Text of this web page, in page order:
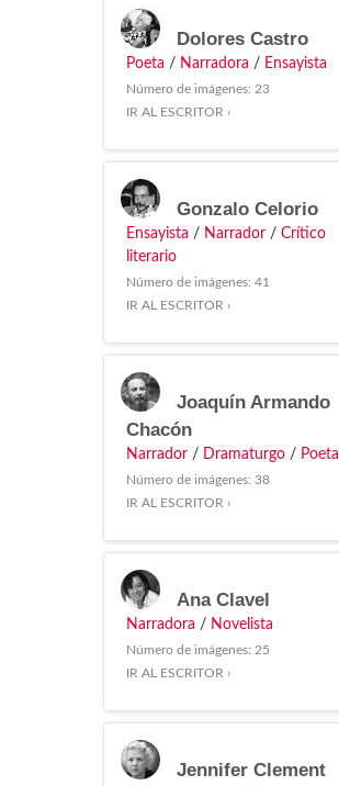
Dolores Castro
Poeta / Narradora / Ensayista
Número de imágenes: 23
IR AL ESCRITOR ›
Gonzalo Celorio
Ensayista / Narrador / Crítico
literario
Número de imágenes: 41
IR AL ESCRITOR ›
Joaquín Armando
Chacón
Narrador / Dramaturgo / Poeta
Número de imágenes: 38
IR AL ESCRITOR ›
Ana Clavel
Narradora / Novelista
Número de imágenes: 25
IR AL ESCRITOR ›
Jennifer Clement